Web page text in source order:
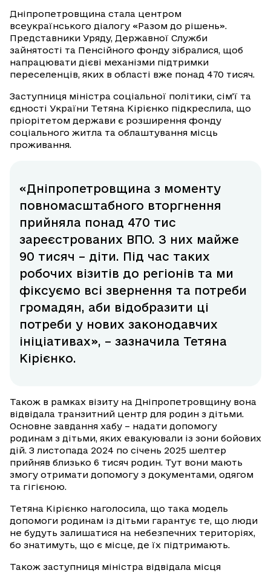
Дніпропетровщина стала центром
всеукраїнського діалогу «Разом до рішень».
Представники Уряду, Державної Служби
зайнятості та Пенсійного фонду зібралися, щоб
напрацювати дієві механізми підтримки
переселенців, яких в області вже понад 470 тисяч.
Заступниця міністра соціальної політики, сім’ї та
єдності України Тетяна Кірієнко підкреслила, що
пріорітетом держави є розширення фонду
соціального житла та облаштування місць
проживання.
«Дніпропетровщина з моменту
повномасштабного вторгнення
прийняла понад 470 тис
зареєстрованих ВПО. З них майже
90 тисяч – діти. Під час таких
робочих візитів до регіонів та ми
фіксуємо всі звернення та потреби
громадян, аби відобразити ці
потреби у нових законодавчих
ініціативах», – зазначила Тетяна
Кірієнко.
Також в рамках візиту на Дніпропетровщину вона
відвідала транзитний центр для родин з дітьми.
Основне завдання хабу – надати допомогу
родинам з дітьми, яких евакуювали із зони бойових
дій. З листопада 2024 по січень 2025 шелтер
прийняв близько 6 тисяч родин. Тут вони мають
змогу отримати допомогу з документами, одягом
та гігієною.
Тетяна Кірієнко наголосила, що така модель
допомоги родинам із дітьми гарантує те, що люди
не будуть залишатися на небезпечних територіях,
бо знатимуть, що є місце, де їх підтримають.
Також заступниця міністра відвідала місця